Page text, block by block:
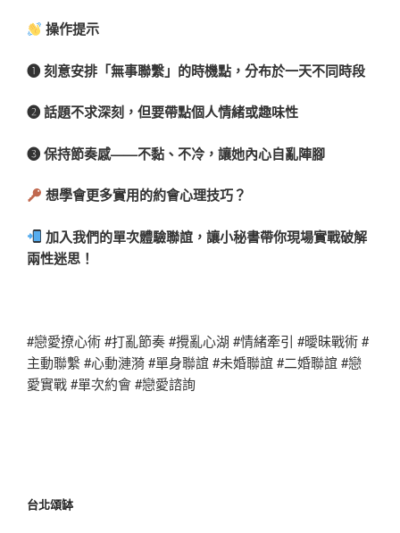
操作提示
➊ 刻意安排「無事聯繫」的時機點，分布於一天不同時段
➋ 話題不求深刻，但要帶點個人情緒或趣味性
➌ 保持節奏感——不黏、不冷，讓她內心自亂陣腳
想學會更多實用的約會心理技巧？
加入我們的單次體驗聯誼，讓小秘書帶你現場實戰破解
兩性迷思！
#戀愛撩心術 #打亂節奏 #攪亂心湖 #情緒牽引 #曖昧戰術 #
主動聯繫 #心動漣漪 #單身聯誼 #未婚聯誼 #二婚聯誼 #戀
愛實戰 #單次約會 #戀愛諮詢
台北頌缽